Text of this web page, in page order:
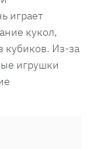
играет
кукол,
кубиков. Из-за
игрушки